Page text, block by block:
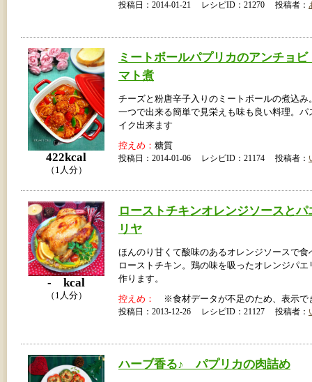
投稿日：2014-01-21 レシピID：21270 投稿者：
422kcal
（1人分）
ミートボールパプリカのアンチョビ
マト煮
チーズと粉唐辛子入りのミートボールの煮込み
一つで出来る簡単で見栄えも味も良い料理。パ
イク出来ます
控えめ： 糖質
投稿日：2014-01-06 レシピID：21174 投稿者：
- kcal
（1人分）
ローストチキンオレンジソースとパ
リヤ
ほんのり甘くて酸味のあるオレンジソースで食
ローストチキン。鶏の味を吸ったオレンジパエ
作ります。
控えめ： ※食材データが不足のため、表示で
投稿日：2013-12-26 レシピID：21127 投稿者：
ハーブ香る♪ パプリカの肉詰め